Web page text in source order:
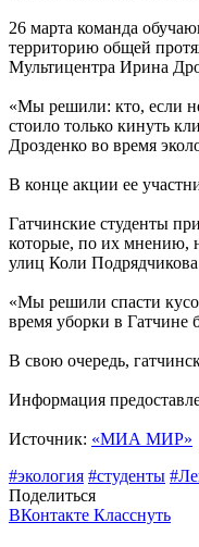
26 марта команда
территорию общей
Мультицентра Ирина
«Мы решили: кто, если
стоило только кинуть
Дрозденко во время
В конце акции ее
Гатчинские студенты
которые, по их мнению,
улиц Коли
«Мы решили спасти
время уборки в Гатчине
В свою очередь,
Информация
Источник: «МИА МИР»
#экология #студенты
Поделиться
ВКонтакте Класснуть